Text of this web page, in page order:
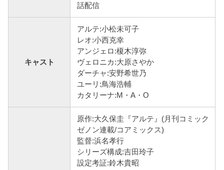
話配信
キャスト
アルテ:小松未可子
レオ:小西克幸
アンジェロ:榎木淳弥
ヴェロニカ:大原さやか
ダーチャ:安野希世乃
ユーリ:鳥海浩輔
カタリーナ:M・A・O
原作:大久保圭『アルテ』(月刊コミック
ゼノン連載/コアミックス)
監督:浜名孝行
シリーズ構成:吉田玲子
設定考証:鈴木貴昭